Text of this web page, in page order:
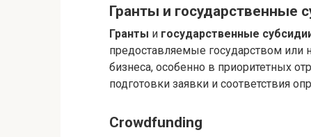
Гранты и государственные
Гранты и государственные
предоставляемые государством или
бизнеса, особенно в приоритетных
подготовки заявки и соответствия
Crowdfunding